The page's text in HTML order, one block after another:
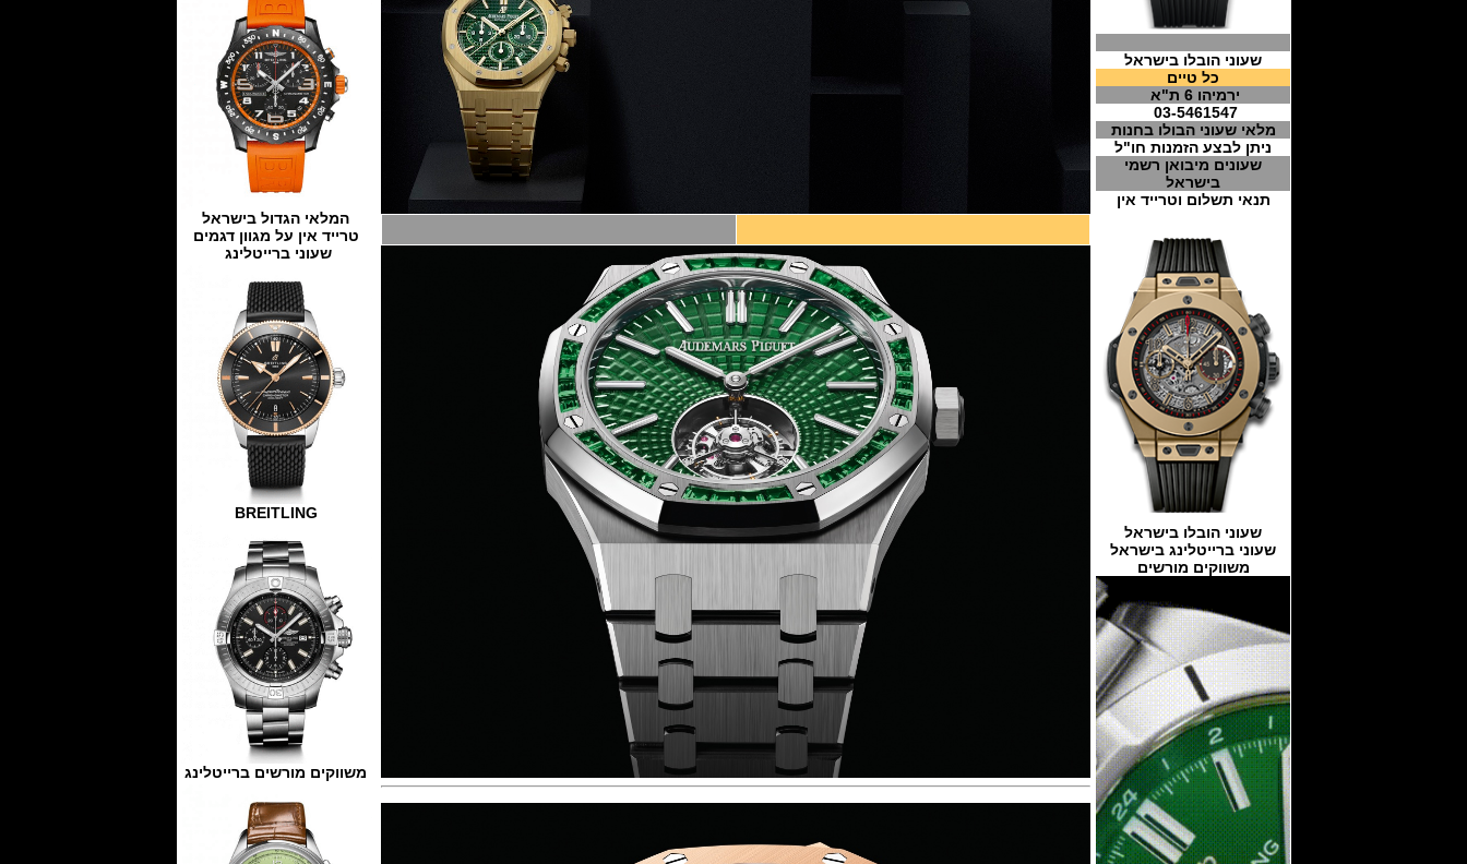
שעוני הובלו בישראל
כל טיים
ירמיהו 6 ת"א
03-5461547
מלאי שעוני הבולו בחנות
ניתן לבצע הזמנות חו"ל
שעונים מיבואן רשמי
בישראל
תנאי תשלום וטרייד אין
שעוני הובלו בישראל
שעוני ברייטלינג בישראל
משווקים מורשים
המלאי הגדול בישראל
טרייד אין על מגוון דגמים
שעוני ברייטלינג
BREITLING
משווקים מורשים ברייטלינג